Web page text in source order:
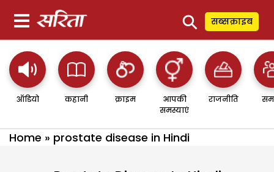
⚲ सब्सक्राइब
ऑडियो कहानी क्राइम
आपकी
समस्याएं
राजनीति
Home » prostate disease in Hindi